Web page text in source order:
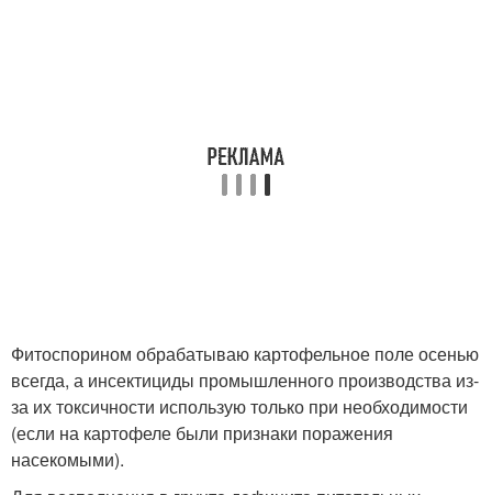
Фитоспорином обрабатываю картофельное поле осенью
всегда, а инсектициды промышленного производства из-
за их токсичности использую только при необходимости
(если на картофеле были признаки поражения
насекомыми).